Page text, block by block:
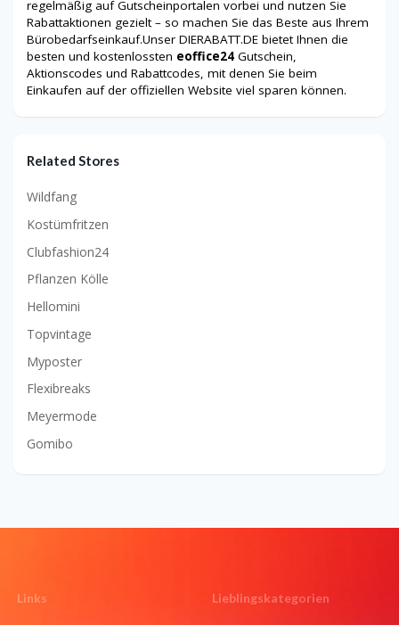
regelmäßig auf Gutscheinportalen vorbei und nutzen Sie
Rabattaktionen gezielt – so machen Sie das Beste aus Ihrem
Bürobedarfseinkauf.Unser DIERABATT.DE bietet Ihnen die
besten und kostenlossten eoffice24 Gutschein,
Aktionscodes und Rabattcodes, mit denen Sie beim
Einkaufen auf der offiziellen Website viel sparen können.
Related Stores
Wildfang
Kostümfritzen
Clubfashion24
Pflanzen Kölle
Hellomini
Topvintage
Myposter
Flexibreaks
Meyermode
Gomibo
Links Lieblingskategorien